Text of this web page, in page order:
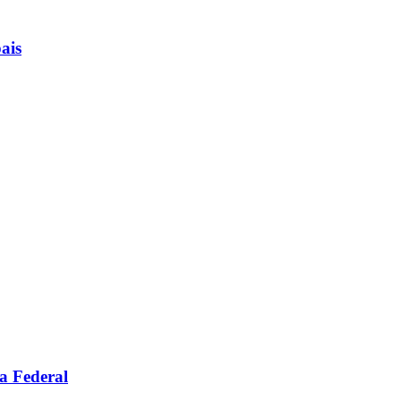
Federal